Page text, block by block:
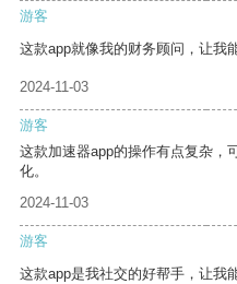
游客
这款app就像我的财务顾问，让我
2024-11-03
游客
这款加速器app的操作有点复杂，
化。
2024-11-03
游客
这款app是我社交的好帮手，让我